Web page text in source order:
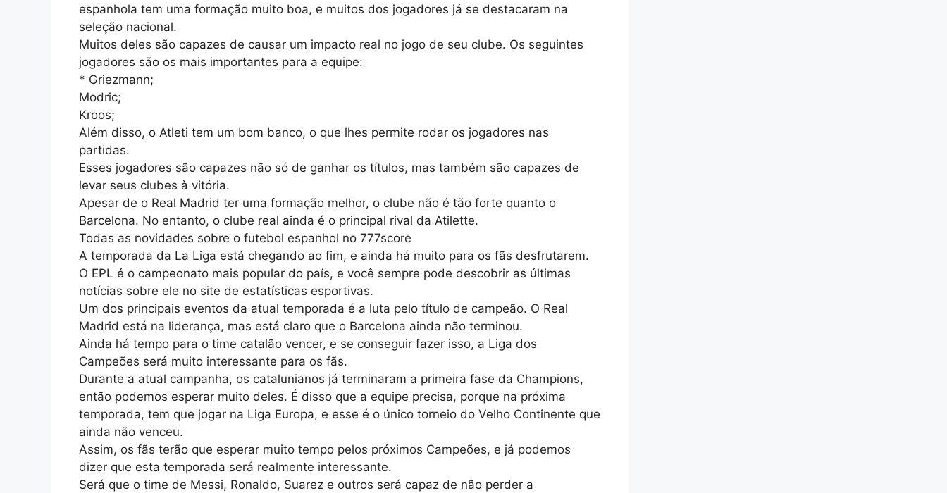
espanhola tem uma formação muito boa, e muitos dos jogadores já se destacaram na
seleção nacional.
Muitos deles são capazes de causar um impacto real no jogo de seu clube. Os seguintes
jogadores são os mais importantes para a equipe:
* Griezmann;
Modric;
Kroos;
Além disso, o Atleti tem um bom banco, o que lhes permite rodar os jogadores nas
partidas.
Esses jogadores são capazes não só de ganhar os títulos, mas também são capazes de
levar seus clubes à vitória.
Apesar de o Real Madrid ter uma formação melhor, o clube não é tão forte quanto o
Barcelona. No entanto, o clube real ainda é o principal rival da Atilette.
Todas as novidades sobre o futebol espanhol no 777score
A temporada da La Liga está chegando ao fim, e ainda há muito para os fãs desfrutarem.
O EPL é o campeonato mais popular do país, e você sempre pode descobrir as últimas
notícias sobre ele no site de estatísticas esportivas.
Um dos principais eventos da atual temporada é a luta pelo título de campeão. O Real
Madrid está na liderança, mas está claro que o Barcelona ainda não terminou.
Ainda há tempo para o time catalão vencer, e se conseguir fazer isso, a Liga dos
Campeões será muito interessante para os fãs.
Durante a atual campanha, os catalunianos já terminaram a primeira fase da Champions,
então podemos esperar muito deles. É disso que a equipe precisa, porque na próxima
temporada, tem que jogar na Liga Europa, e esse é o único torneio do Velho Continente que
ainda não venceu.
Assim, os fãs terão que esperar muito tempo pelos próximos Campeões, e já podemos
dizer que esta temporada será realmente interessante.
Será que o time de Messi, Ronaldo, Suarez e outros será capaz de não perder a